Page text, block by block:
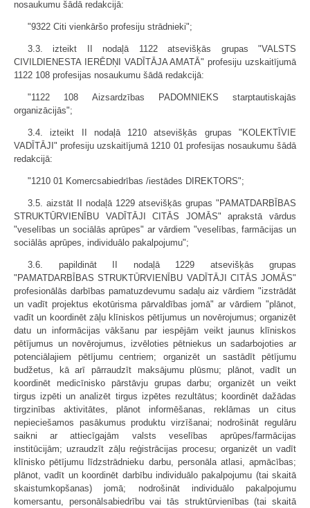
nosaukumu šādā redakcijā:
"9322 Citi vienkāršo profesiju strādnieki";
3.3. izteikt II nodaļā 1122 atsevišķās grupas "VALSTS
CIVILDIENESTA IERĒDŅI VADĪTĀJA AMATĀ" profesiju uzskaitījumā
1122 108 profesijas nosaukumu šādā redakcijā:
"1122 108 Aizsardzības PADOMNIEKS starptautiskajās
organizācijās";
3.4. izteikt II nodaļā 1210 atsevišķās grupas "KOLEKTĪVIE
VADĪTĀJI" profesiju uzskaitījumā 1210 01 profesijas nosaukumu šādā
redakcijā:
"1210 01 Komercsabiedrības /iestādes DIREKTORS";
3.5. aizstāt II nodaļā 1229 atsevišķās grupas "PAMATDARBĪBAS
STRUKTŪRVIENĪBU VADĪTĀJI CITĀS JOMĀS" aprakstā vārdus
"veselības un sociālās aprūpes" ar vārdiem "veselības, farmācijas un
sociālās aprūpes, individuālo pakalpojumu";
3.6. papildināt II nodaļā 1229 atsevišķās grupas
"PAMATDARBĪBAS STRUKTŪRVIENĪBU VADĪTĀJI CITĀS JOMĀS"
profesionālās darbības pamatuzdevumu sadaļu aiz vārdiem "izstrādāt
un vadīt projektus ekotūrisma pārvaldības jomā" ar vārdiem "plānot,
vadīt un koordinēt zāļu klīniskos pētījumus un novērojumus; organizēt
datu un informācijas vākšanu par iespējām veikt jaunus klīniskos
pētījumus un novērojumus, izvēloties pētniekus un sadarbojoties ar
potenciālajiem pētījumu centriem; organizēt un sastādīt pētījumu
budžetus, kā arī pārraudzīt maksājumu plūsmu; plānot, vadīt un
koordinēt medicīnisko pārstāvju grupas darbu; organizēt un veikt
tirgus izpēti un analizēt tirgus izpētes rezultātus; koordinēt dažādas
tirgzinības aktivitātes, plānot informēšanas, reklāmas un citus
nepieciešamos pasākumus produktu virzīšanai; nodrošināt regulāru
saikni ar attiecīgajām valsts veselības aprūpes/farmācijas
institūcijām; uzraudzīt zāļu reģistrācijas procesu; organizēt un vadīt
klīnisko pētījumu līdzstrādnieku darbu, personāla atlasi, apmācības;
plānot, vadīt un koordinēt darbību individuālo pakalpojumu (tai skaitā
skaistumkopšanas) jomā; nodrošināt individuālo pakalpojumu
komersantu, personālsabiedrību vai tās struktūrvienības (tai skaitā